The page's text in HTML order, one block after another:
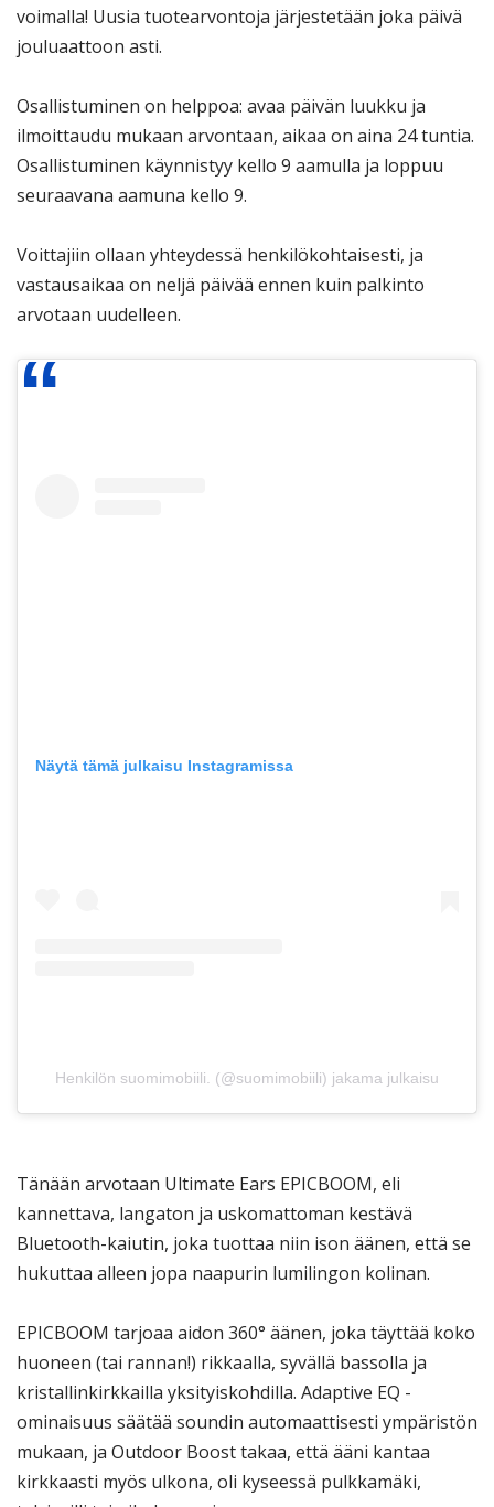
voimalla! Uusia tuotearvontoja järjestetään joka päivä
jouluaattoon asti.
Osallistuminen on helppoa: avaa päivän luukku ja
ilmoittaudu mukaan arvontaan, aikaa on aina 24 tuntia.
Osallistuminen käynnistyy kello 9 aamulla ja loppuu
seuraavana aamuna kello 9.
Voittajiin ollaan yhteydessä henkilökohtaisesti, ja
vastausaikaa on neljä päivää ennen kuin palkinto
arvotaan uudelleen.
Näytä tämä julkaisu Instagramissa
Henkilön suomimobiili. (@suomimobiili) jakama julkaisu
Tänään arvotaan Ultimate Ears EPICBOOM, eli
kannettava, langaton ja uskomattoman kestävä
Bluetooth-kaiutin, joka tuottaa niin ison äänen, että se
hukuttaa alleen jopa naapurin lumilingon kolinan.
EPICBOOM tarjoaa aidon 360° äänen, joka täyttää koko
huoneen (tai rannan!) rikkaalla, syvällä bassolla ja
kristallinkirkkailla yksityiskohdilla. Adaptive EQ -
ominaisuus säätää soundin automaattisesti ympäristön
mukaan, ja Outdoor Boost takaa, että ääni kantaa
kirkkaasti myös ulkona, oli kyseessä pulkkamäki,